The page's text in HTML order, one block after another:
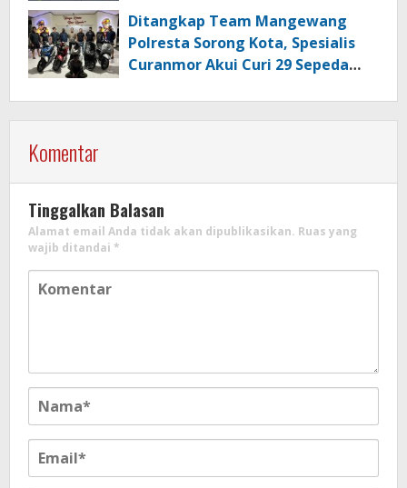
Ditangkap Team Mangewang
Polresta Sorong Kota, Spesialis
Curanmor Akui Curi 29 Sepeda
Komentar
Tinggalkan Balasan
Alamat email Anda tidak akan dipublikasikan. Ruas yang
wajib ditandai *